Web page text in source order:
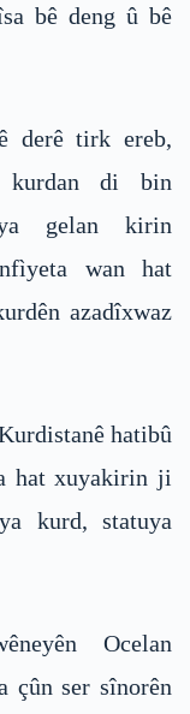
bê deng û bê
derê tirk ereb,
kurdan di bin
gelan kirin
wan hat
azadîxwaz
hatibû
hat xuyakirin ji
kurd, statuya
Ocelan
çûn ser sînorên